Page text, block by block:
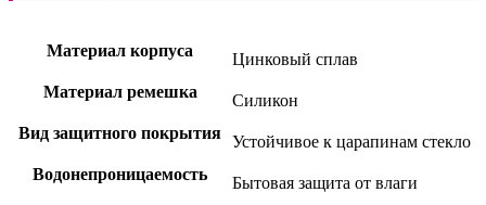
Материал корпуса
Цинковый сплав
Материал ремешка
Силикон
Вид защитного покрытия Устойчивое к царапинам стекло
Водонепроницаемость
Бытовая защита от влаги